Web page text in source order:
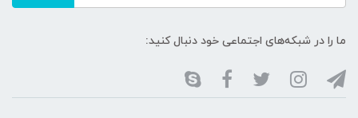
ما را در شبکه‌های اجتماعی خود دنبال کنید: